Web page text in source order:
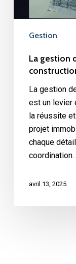
la
réussiteGestion
La gestion
La gestion
est un levier
la réussite
projet
chaque
avril 13, 2025